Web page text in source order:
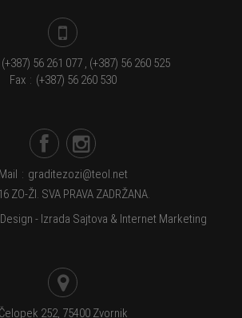
(+387) 56 261 077 , (+387) 56 260 525
Fax : (+387) 56 260 530
Mail : graditezozi@teol.net
ZO-ŽI. SVA PRAVA ZADRŽANA.
- Izrada Sajtova & Internet Marketing
Čelopek 252, 75400 Zvornik